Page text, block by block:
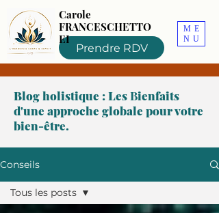
Prendre RDV
ME
NU
Carole
FRANCESCHETTO
EI
Blog holistique : LesBienfaits
d'une approche globale pour votre
bien-être.
Conseils
Tous les posts